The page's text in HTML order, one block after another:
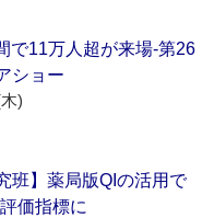
で11万人超が来場‐第26
ショー
)
班】薬局版QIの活用で
価指標に